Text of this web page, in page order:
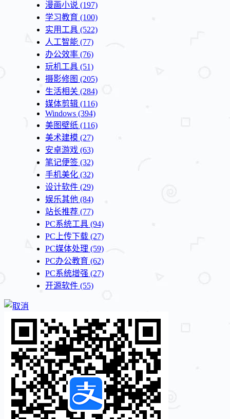
漫画小说 (197)
学习教育 (100)
实用工具 (522)
人工智能 (77)
办公效率 (76)
玩机工具 (51)
摄影修图 (205)
生活相关 (284)
媒体剪辑 (116)
Windows (394)
美图壁纸 (116)
美术建模 (27)
安卓游戏 (63)
笔记便签 (32)
手机美化 (32)
设计软件 (29)
娱乐其他 (84)
站长推荐 (77)
PC系统工具 (94)
PC上传下载 (27)
PC媒体处理 (59)
PC办公教育 (62)
PC系统增强 (27)
开源软件 (55)